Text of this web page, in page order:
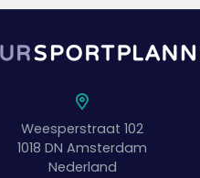
Weesperstraat 102
1018 DN Amsterdam
Nederland